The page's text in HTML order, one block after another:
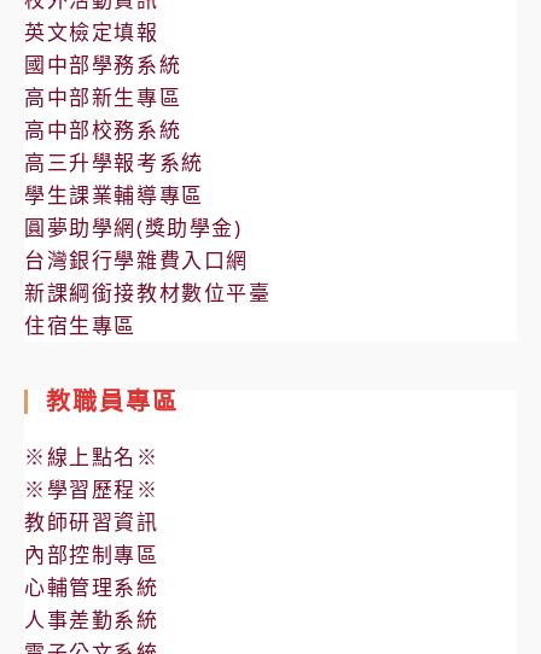
英文檢定填報
國中部學務系統
高中部新生專區
高中部校務系統
高三升學報考系統
學生課業輔導專區
圓夢助學網(獎助學金)
台灣銀行學雜費入口網
新課綱銜接教材數位平臺
住宿生專區
教職員專區
※線上點名※
※學習歷程※
教師研習資訊
內部控制專區
心輔管理系統
人事差勤系統